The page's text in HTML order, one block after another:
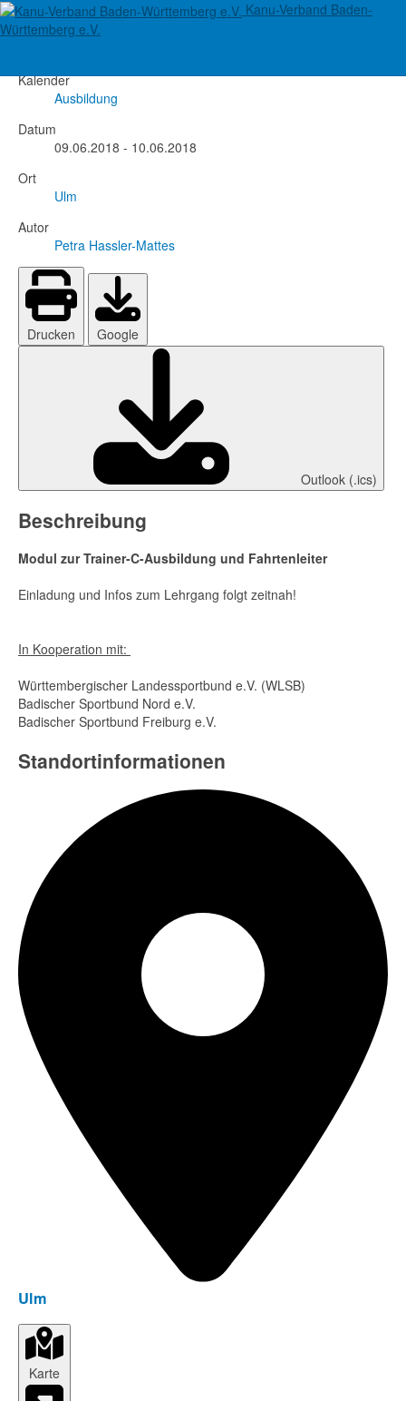
Kanu-Verband Baden-
Württemberg e.V.
Lehrgang Praxis 1
Kalender
Ausbildung
Datum
09.06.2018 - 10.06.2018
Ort
Ulm
Autor
Petra Hassler-Mattes
Drucken Google
Outlook (.ics)
Beschreibung
Modul zur Trainer-C-Ausbildung und Fahrtenleiter
Einladung und Infos zum Lehrgang folgt zeitnah!
In Kooperation mit:
Württembergischer Landessportbund e.V. (WLSB)
Badischer Sportbund Nord e.V.
Badischer Sportbund Freiburg e.V.
Standortinformationen
Ulm
Karte